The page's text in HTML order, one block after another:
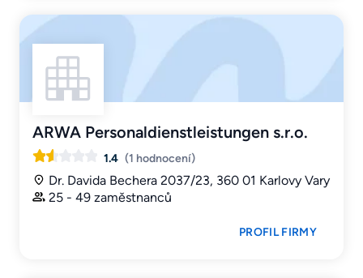
ARWA Personaldienstleistungen s.r.o.
1.4 (1 hodnocení)
Dr. Davida Bechera 2037/23, 360 01 Karlovy Vary
25 - 49 zaměstnanců
PROFIL FIRMY